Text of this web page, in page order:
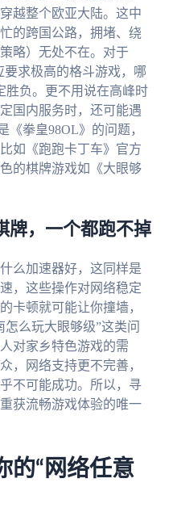
越整个欧亚大陆。这中
的跨国公路，拥堵、绕
略）无处不在。对于
要求极高的格斗游戏，哪
胜负。更不用说在高峰时
国内服务时，还可能遇
《拳皇98OL》的问题，
如《跑跑卡丁车》官方
的棋牌游戏如《大眼够
牌，一个都跑不掉
么加速器好，这同样是
，这些操作对网络稳定
卡顿就可能让你撞墙，
么玩大眼够级”这类问
对家乡特色游戏的需
，网络支持更不完善，
不可能成功。所以，寻
获流畅游戏体验的唯一
的“网络任意